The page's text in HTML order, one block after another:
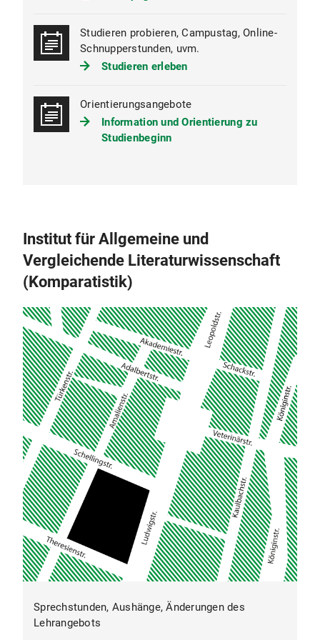
Essays ein.
Die Details zum Studienverlauf, den damit
verbundenen Prüfungsformen, den
Notengewichtung finden Sie im
Diagramm Studienverlauf (PDF, 107 KB)
Studieren probieren, Campustag, Online-
Schnupperstunden, uvm.
Studieren erleben
Orientierungsangebote
Information und Orientierung zu
Studienbeginn
Institut für Allgemeine und
Vergleichende Literaturwissenschaft
(Komparatistik)
Sprechstunden, Aushänge, Änderungen des
Lehrangebots